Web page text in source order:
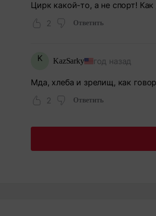
Цирк какой-то, а не спорт!
2
Ответить
K KazSarky год назад
Мда, хлеба и зрелищ, как
2
Ответить